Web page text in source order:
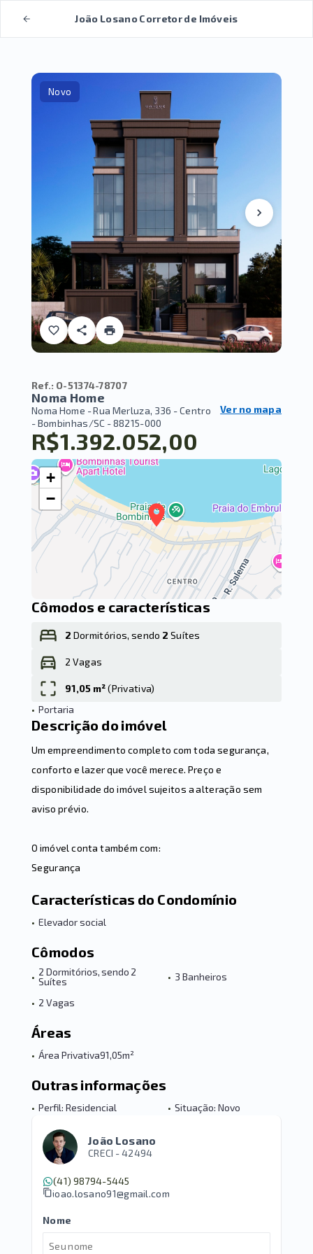
João Losano Corretor de Imóveis
Novo
Ref.: O-51374-78707
Noma Home
Noma Home -Rua Merluza, 336 - Centro
- Bombinhas/SC - 88215-000
Ver no mapa
R$1.392.052,00
+
−
Cômodos e características
2 Dormitórios, sendo 2 Suítes
2 Vagas
91,05 m²(Privativa)
• Portaria
Descrição do imóvel
Um empreendimento completo com toda segurança,
conforto e lazer que você merece. Preço e
disponibilidade do imóvel sujeitos a alteração sem
aviso prévio.
O imóvel conta também com:
Segurança
Características do Condomínio
• Elevador social
Cômodos
• 2 Dormitórios, sendo 2
Suítes
• 3 Banheiros
• 2 Vagas
Áreas
• Área Privativa91,05m²
Outras informações
• Perfil: Residencial • Situação: Novo
João Losano
CRECI -42494
(41) 98794-5445
joao.losano91@gmail.com
Nome